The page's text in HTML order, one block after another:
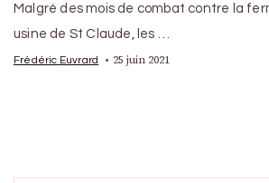
Malgré des mois de combat contre la
usine de St Claude, les …
Frédéric Euvrard 25 juin 2021